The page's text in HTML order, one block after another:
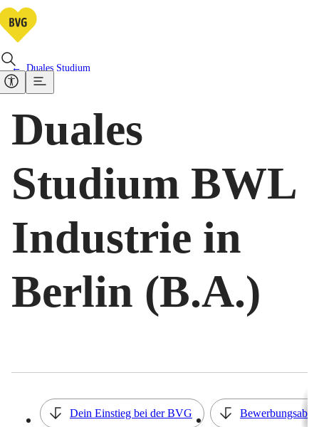
Duales Studium
Duales
Studium BWL
Industrie in
Berlin (B.A.)
Dein Einstieg bei der BVG